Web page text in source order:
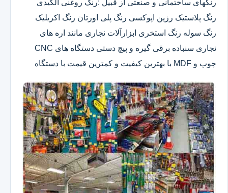
رنگهای ساختمانی و صنعتی از قبیل :رنگ روغنی الکیدی
رنگ پلاستیک رزین اپوکسی رنگ پلی اورتان رنگ اکریلیک
رنگ سوله رنگ استخری ابزارآلات نجاری مانند اره های
نجاری سنباده برقی گیره و پیچ دستی دستگاه های CNC
چوب و MDF با بهترین کیفیت و کمترین قیمت با دستگاه